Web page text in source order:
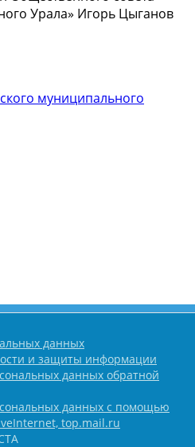
Урала» Игорь Цыганов
муниципального
данных
и защиты информации
данных обратной
данных с помощью
top.mail.ru